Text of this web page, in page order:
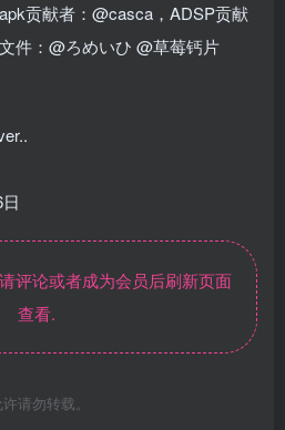
贡献者：@casca，ADSP贡献
件：@ろめいひ @草莓钙片
评论或者成为会员后刷新页面
查看.
请勿转载。